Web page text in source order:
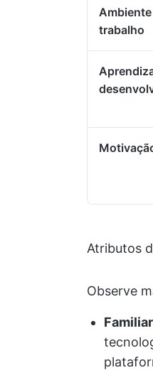
trabalho
Atributos
Observe